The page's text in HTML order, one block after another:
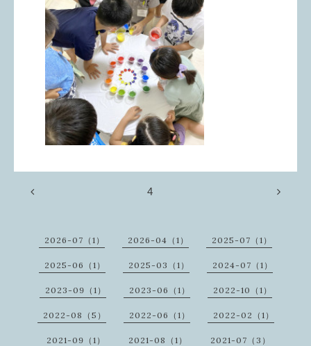
4
2026-07（1） 2026-04（1） 2025-07（1）
2025-06（1） 2025-03（1） 2024-07（1）
2023-09（1） 2023-06（1） 2022-10（1）
2022-08（5） 2022-06（1） 2022-02（1）
2021-09（1） 2021-08（1） 2021-07（3）